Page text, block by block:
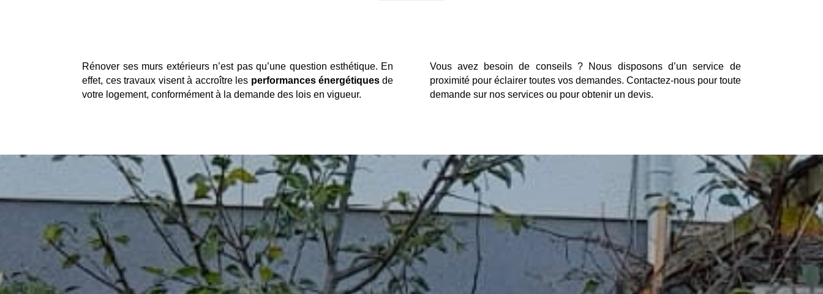
Rénover ses murs extérieurs n’est pas qu’une question esthétique. En
effet, ces travaux visent à accroître les performances énergétiquesde
votre logement, conformément à la demande des lois en vigueur.
Vous avez besoin de conseils ? Nous disposons d’un service de
proximité pour éclairer toutes vos demandes. Contactez-nous pour toute
demande sur nos services ou pour obtenir un devis.